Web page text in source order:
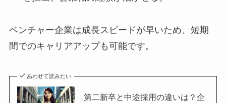
ベンチャー企業は成長スピードが早いため、短期
間でのキャリアアップも可能です。
あわせて読みたい
第二新卒と中途採用の違いは？企